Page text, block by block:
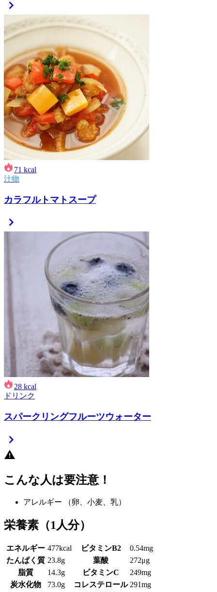
71 kcal
汁物
カラフルトマトスープ
28 kcal
ドリンク
スパークリングフルーツウォーター
こんな人は要注意！
アレルギー （卵、小麦、乳）
栄養素 （1人分）
エネルギー 477kcal ビタミンB2
0.54mg
たんぱく質 23.8g 葉酸
272μg
脂質
14.3g ビタミンC
249mg
炭水化物
73.0g コレステロール 291mg